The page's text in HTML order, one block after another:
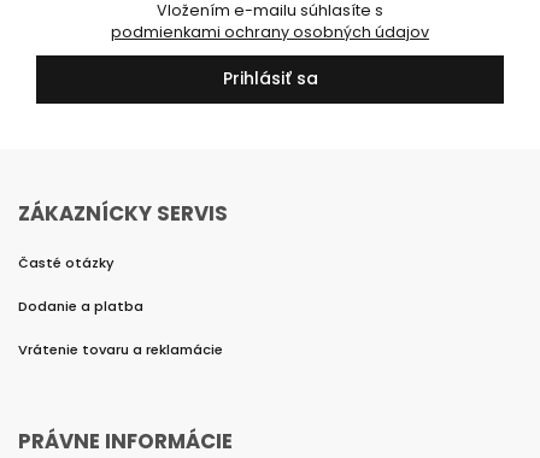
podmienkami ochrany osobných údajov
Prihlásiť sa
ZÁKAZNÍCKY SERVIS
Časté otázky
Dodanie a platba
Vrátenie tovaru a reklamácie
PRÁVNE INFORMÁCIE